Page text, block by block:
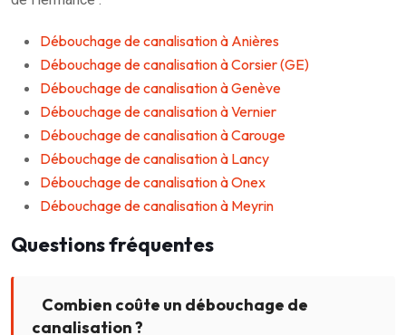
Débouchage de canalisation à Anières
Débouchage de canalisation à Corsier (GE)
Débouchage de canalisation à Genève
Débouchage de canalisation à Vernier
Débouchage de canalisation à Carouge
Débouchage de canalisation à Lancy
Débouchage de canalisation à Onex
Débouchage de canalisation à Meyrin
Questions fréquentes
Combien coûte un débouchage de
canalisation ?